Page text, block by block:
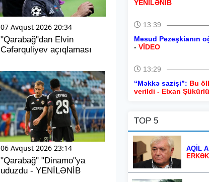
07 Avqust 2026 20:34
"Qarabağ"dan Elvin
Cəfərquliyev açıqlaması
06 Avqust 2026 23:14
"Qarabağ" "Dinamo"ya
uduzdu - YENİLƏNİB
YENİLƏNİB
13:39
Məsud Pezeşkianın
- VİDEO
13:29
“Məkkə sazişi”: Bu
verildi - Elxan Şükürlü
TOP 5
AQİL